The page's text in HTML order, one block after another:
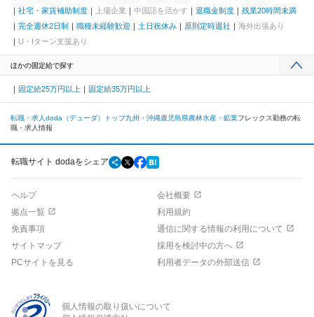
社宅・家賃補助制度
上場企業 中国語を活かす 退職金制度
残業20時間未満
完全週休2日制
職種未経験歓迎 土日祝休み 原則定時退社
海外出張あり
U・Iターン支援あり
ほかの固定給で探す
固定給25万円以上 固定給35万円以上
転職・求人doda（デューダ）トップ九州・沖縄鹿児島県農林水産・鉱業フレックス勤務の転
職・求人情報
転職サイト dodaをシェア
ヘルプ
会社概要
拠点一覧
利用規約
免責事項
通信に関する情報の利用について
サイトマップ
採用を検討中の方へ
PCサイトを見る
利用者データの外部送信
個人情報の取り扱いについて